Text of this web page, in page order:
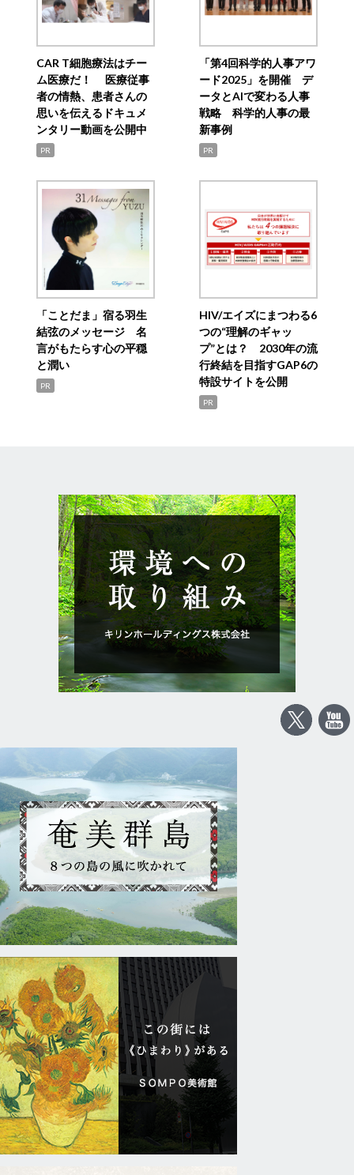
CAR T細胞療法はチー
ム医療だ！ 医療従事
者の情熱、患者さんの
思いを伝えるドキュメ
ンタリー動画を公開中
PR
「第4回科学的人事アワ
ード2025」を開催 デ
ータとAIで変わる人事
戦略 科学的人事の最
新事例
PR
「ことだま」宿る羽生
結弦のメッセージ 名
言がもたらす心の平穏
と潤い
PR
HIV/エイズにまつわる6
つの“理解のギャッ
プ”とは？ 2030年の流
行終結を目指すGAP6の
特設サイトを公開
PR